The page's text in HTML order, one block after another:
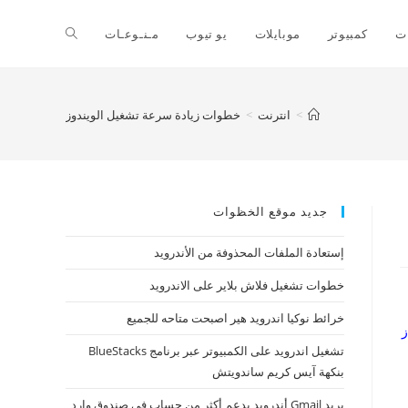
كمبيوتر موبايلات يو تيوب مـنـوعـات
> انترنت > خطوات زيادة سرعة تشغيل الويندوز
جديد موقع الخظوات
إستعادة الملفات المحذوفة من الأندرويد
خطوات تشغيل فلاش بلاير على الاندرويد
خرائط نوكيا اندرويد هير اصبحت متاحه للجميع
تشغيل اندرويد على الكمبيوتر عبر برنامج BlueStacks
بنكهة آيس كريم ساندويتش
بريد Gmail أندرويد يدعم أكثر من حساب في صندوق وارد